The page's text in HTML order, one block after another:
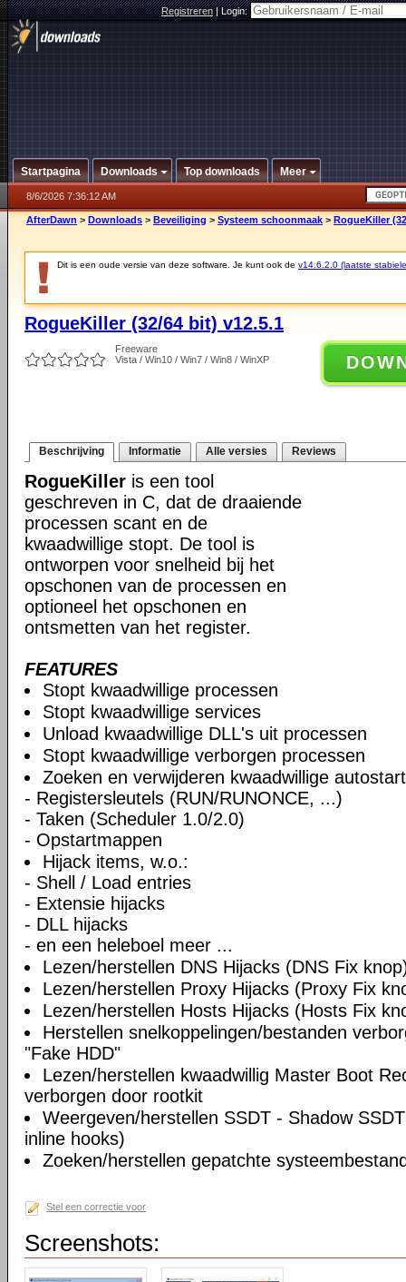
Registreren|Login:
Startpagina Downloads Top downloads Meer
8/6/2026 7:36:12 AM
AfterDawn > Downloads > Beveiliging > Systeem schoonmaak > RogueKiller
Dit is een oude versie van deze software. Je kunt ook de v14.6.2.0 (laatste
RogueKiller (32/64 bit) v12.5.1
Freeware
Vista / Win10 / Win7 / Win8 / WinXP
Beschrijving Informatie Alle versies Reviews
RogueKiller is een tool
geschreven in C, dat de draaiende
processen scant en de
kwaadwillige stopt. De tool is
ontworpen voor snelheid bij het
opschonen van de processen en
optioneel het opschonen en
ontsmetten van het register.
FEATURES
Stopt kwaadwillige processen
Stopt kwaadwillige services
Unload kwaadwillige DLL's uit processen
Stopt kwaadwillige verborgen processen
Zoeken en verwijderen kwaadwillige
- Registersleutels (RUN/RUNONCE, ...)
- Taken (Scheduler 1.0/2.0)
- Opstartmappen
Hijack items, w.o.:
- Shell / Load entries
- Extensie hijacks
- DLL hijacks
- en een heleboel meer ...
Lezen/herstellen DNS Hijacks (DNS Fix
Lezen/herstellen Proxy Hijacks (Proxy Fix
Lezen/herstellen Hosts Hijacks (Hosts Fix
Herstellen snelkoppelingen/bestanden
"Fake HDD"
Lezen/herstellen kwaadwillig Master Boot
verborgen door rootkit
Weergeven/herstellen SSDT - Shadow
inline hooks)
Zoeken/herstellen gepatchte
Stel een correctie voor
Screenshots: